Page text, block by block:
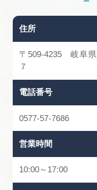
サイトポリシー
住所
〒509-4235 岐阜県
７
電話番号
0577-57-7686
営業時間
10:00～17:00